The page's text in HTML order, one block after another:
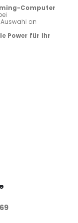
Computer
an
Power für Ihr